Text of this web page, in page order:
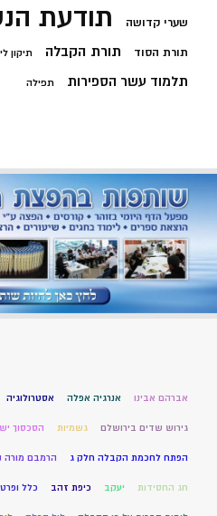
שערי קדושה תודעת
תורת הסוד תורת הקבלה תיקון
תלמוד עשר הספירות תפילה
אברהם אבינו אנרגיה אפלה אסטרולוגיה
גירוש שדים בירושלם גשמיות הסכסוך
הפתח לחכמת הקבלה חלק ג הרמבם מורה
חג החסידות יעקב כיפת זהב כלל ופרט